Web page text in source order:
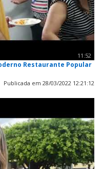
11:52
Restaurante Popular
Publicada em 28/03/2022 12:21:12